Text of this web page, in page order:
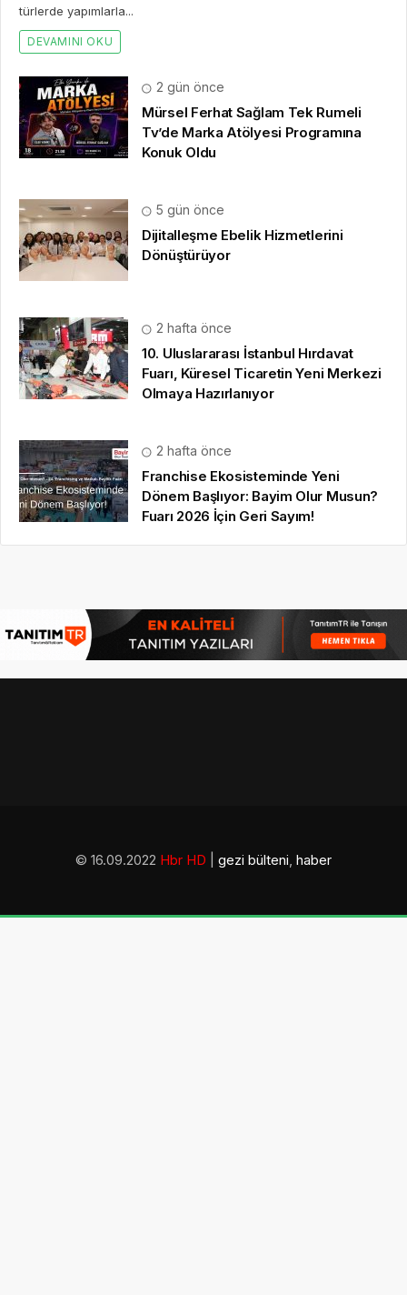
türlerde yapımlarla...
DEVAMINI OKU
2 gün önce
Mürsel Ferhat Sağlam Tek Rumeli
Tv’de Marka Atölyesi Programına
Konuk Oldu
5 gün önce
Dijitalleşme Ebelik Hizmetlerini
Dönüştürüyor
2 hafta önce
10. Uluslararası İstanbul Hırdavat
Fuarı, Küresel Ticaretin Yeni Merkezi
Olmaya Hazırlanıyor
2 hafta önce
Franchise Ekosisteminde Yeni
Dönem Başlıyor: Bayim Olur Musun?
Fuarı 2026 İçin Geri Sayım!
© 16.09.2022 Hbr HD gezi bülteni, haber